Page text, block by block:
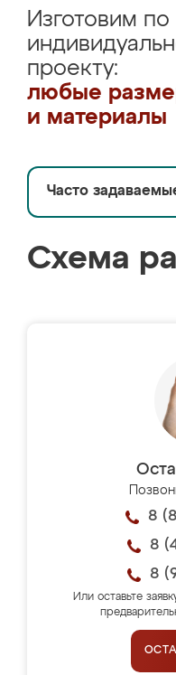
Изготовим по
проекту:
любые
и материалы
Часто
Схема
8
8
8
Или оставьте